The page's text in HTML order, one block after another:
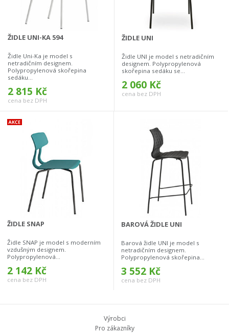
ŽIDLE UNI-KA 594
Židle Uni-Ka je model s
netradičním designem.
Polypropylenová skořepina
sedáku...
2 815 Kč
cena bez DPH
ŽIDLE UNI
Židle UNI je model s netradičním
designem. Polypropylenová
skořepina sedáku se...
2 060 Kč
cena bez DPH
ŽIDLE SNAP
Židle SNAP je model s moderním
vzdušným designem.
Polypropylenová...
2 142 Kč
cena bez DPH
BAROVÁ ŽIDLE UNI
Barová židle UNI je model s
netradičním designem.
Polypropylenová skořepina...
3 552 Kč
cena bez DPH
Výrobci
Pro zákazníky